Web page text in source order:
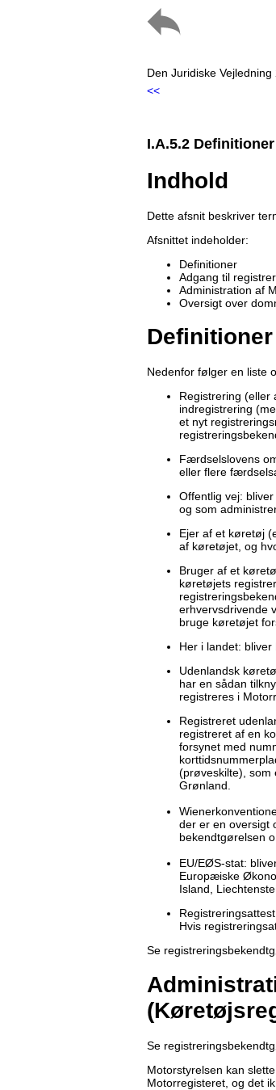
Den Juridiske Vejledning
<<
I.A.5.2
Indhold
Dette afsnit beskriver
Afsnittet indeholder:
Definitioner
Adgang til
Administration af
Oversigt over
Definitioner
Nedenfor følger en liste
Registrering (eller
indregistrering
et nyt
Færdselslovens
eller flere
Offentlig vej:
og som
Ejer af et køretøj
af køretøjet, og
Bruger af et
køretøjets
erhvervsdrivende
bruge køretøjet
Her i landet:
Udenlandsk
har en sådan
registreres i
Registreret
registreret af en
forsynet med
(prøveskilte), som
Grønland.
der er en oversigt
bekendtgørelsen
EU/EØS-stat:
Europæiske
Island,
Hvis
Se
Se
Motorstyrelsen kan
Motorregisteret, og det